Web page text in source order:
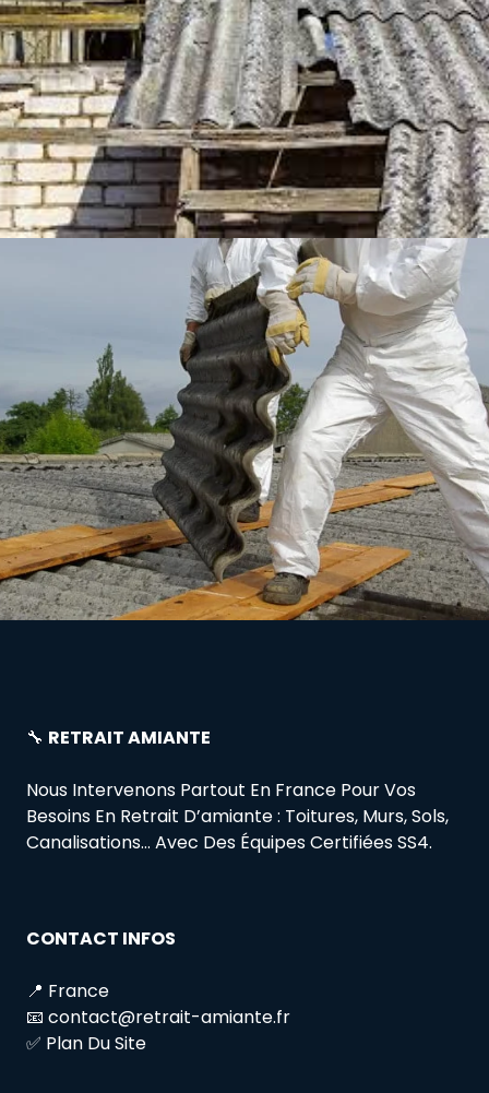
🔧 RETRAIT AMIANTE
Nous Intervenons Partout En France Pour Vos
Besoins En Retrait D’amiante : Toitures, Murs, Sols,
Canalisations… Avec Des Équipes Certifiées SS4.
CONTACT INFOS
📍 France
📧 contact@retrait-amiante.fr
✅ Plan Du Site